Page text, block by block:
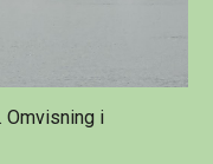
Omvisning i